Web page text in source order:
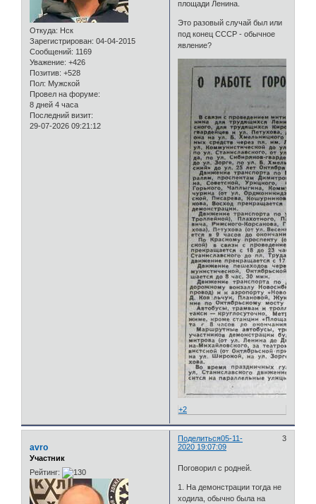
Откуда: Нск
Зарегистрирован: 04-04-2015
Сообщений: 1169
Уважение: +426
Позитив: +528
Пол: Мужской
Провел на форуме:
8 дней 4 часа
Последний визит:
29-07-2026 09:21:12
площади Ленина.
Это разовый случай был или
под конец СССР - обычное
явление?
+2
Поделиться 3
05-11-
2020 19:07:09
avro
Участник
Рейтинг:
Поговорил с родней.
1. На демонстрации тогда не
ходила, обычно была на